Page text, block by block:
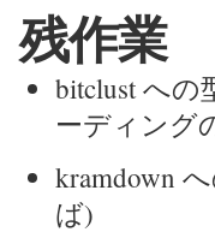
残作業
bitclust への
ーディング
kramdown
ば)